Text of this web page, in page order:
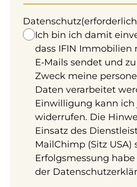
5 Zimmer 99,81 m² Praxis in
Ausstattung: Separates WC,
Möchten Sie
kostenlose
vereinbaren?
Termin
Datenschutz
Ich bin ich damit
dass IFIN Immobilien
E‑Mails sendet und
Zweck meine
Daten verarbeitet
Einwilligung kann ich
widerrufen. Die
Einsatz des
MailChimp (Sitz USA)
Erfolgsmessung
der